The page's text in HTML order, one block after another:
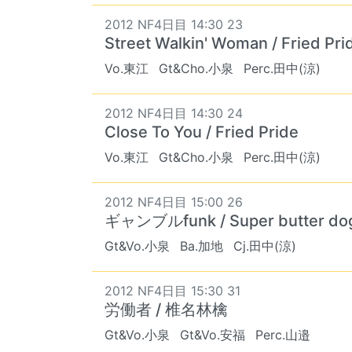
2012 NF4日目 14:30 23
Street Walkin' Woman / Fried
Vo.東江 Gt&Cho.小泉 Perc.田中(涼)
2012 NF4日目 14:30 24
Close To You / Fried Pride
Vo.東江 Gt&Cho.小泉 Perc.田中(涼)
2012 NF4日目 15:00 26
ギャンブルfunk / Super butter
Gt&Vo.小泉 Ba.加地 Cj.田中(涼)
2012 NF4日目 15:30 31
労働者 / 椎名林檎
Gt&Vo.小泉 Gt&Vo.安福 Perc.山邉